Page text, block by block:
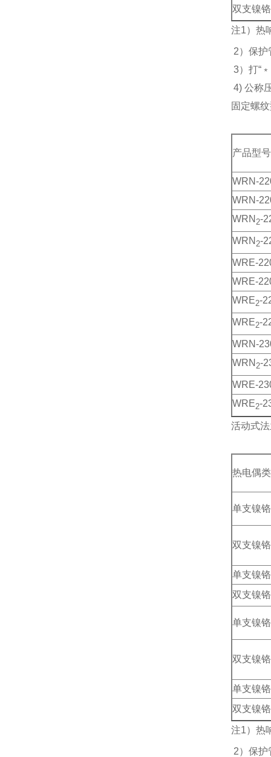
双支镍
注1）热
2）保护
3）打
4) 公称
固定螺
产品型号
WRN-
WRN-
WRN 2-
WRN 2-
WRE-
WRE-
WRE2-
WRE2-
WRN-
WRN 2-
WRE-
WRE2-
活动式
热电偶
单支镍
双支镍
单支镍
双支镍
单支镍
双支镍
单支镍
双支镍
注1）热
2）保护